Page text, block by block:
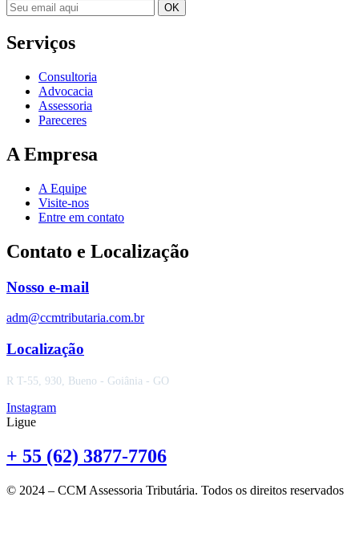
Serviços
Consultoria
Advocacia
Assessoria
Pareceres
A Empresa
A Equipe
Visite-nos
Entre em contato
Contato e Localização
Nosso e-mail
adm@ccmtributaria.com.br
Localização
R T-55, 930, Bueno - Goiânia - GO
Instagram
Ligue
+ 55 (62) 3877-7706
© 2024 – CCM Assessoria Tributária. Todos os direitos reservados